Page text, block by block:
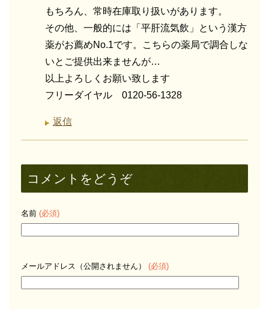
もちろん、常時在庫取り扱いがあります。
その他、一般的には「平肝流気飲」という漢方
薬がお薦めNo.1です。こちらの薬局で調合しな
いとご提供出来ませんが…
以上よろしくお願い致します
フリーダイヤル 0120-56-1328
返信
コメントをどうぞ
名前 (必須)
メールアドレス（公開されません） (必須)